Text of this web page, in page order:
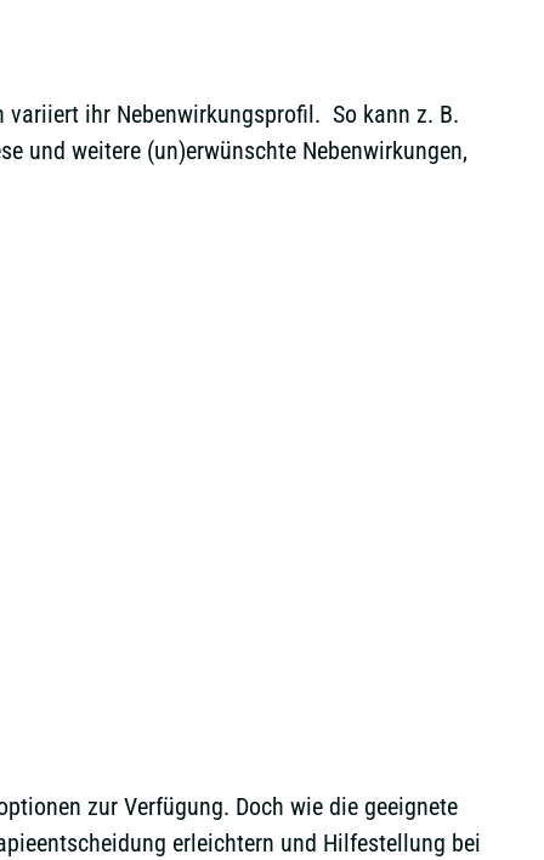
variiert ihr Nebenwirkungsprofil. So kann z. B.
und weitere (un)erwünschte Nebenwirkungen,
zur Verfügung. Doch wie die geeignete
erleichtern und Hilfestellung bei